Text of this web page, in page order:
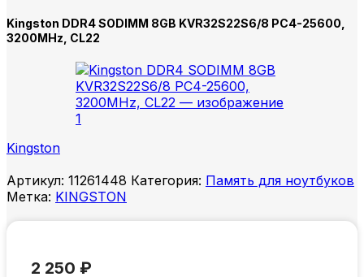
Kingston DDR4 SODIMM 8GB KVR32S22S6/8 PC4-25600,
3200MHz, CL22
Kingston
Артикул: 11261448 Категория: Память для ноутбуков
Метка: KINGSTON
2 250 ₽